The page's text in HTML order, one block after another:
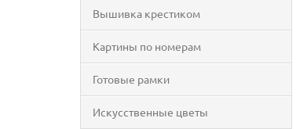
Вышивка крестиком
Картины по номерам
Готовые рамки
Искусственные цветы